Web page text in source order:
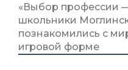
«Выбор профессии
школьники
познакомились с
игровой форме